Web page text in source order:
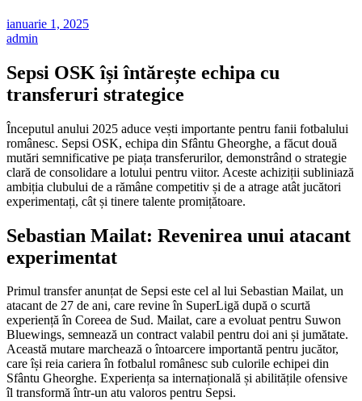
ianuarie 1, 2025
admin
Sepsi OSK își întărește echipa cu
transferuri strategice
Începutul anului 2025 aduce vești importante pentru fanii fotbalului
românesc. Sepsi OSK, echipa din Sfântu Gheorghe, a făcut două
mutări semnificative pe piața transferurilor, demonstrând o strategie
clară de consolidare a lotului pentru viitor. Aceste achiziții subliniază
ambiția clubului de a rămâne competitiv și de a atrage atât jucători
experimentați, cât și tinere talente promițătoare.
Sebastian Mailat: Revenirea unui atacant
experimentat
Primul transfer anunțat de Sepsi este cel al lui Sebastian Mailat, un
atacant de 27 de ani, care revine în SuperLigă după o scurtă
experiență în Coreea de Sud. Mailat, care a evoluat pentru Suwon
Bluewings, semnează un contract valabil pentru doi ani și jumătate.
Această mutare marchează o întoarcere importantă pentru jucător,
care își reia cariera în fotbalul românesc sub culorile echipei din
Sfântu Gheorghe. Experiența sa internațională și abilitățile ofensive
îl transformă într-un atu valoros pentru Sepsi.